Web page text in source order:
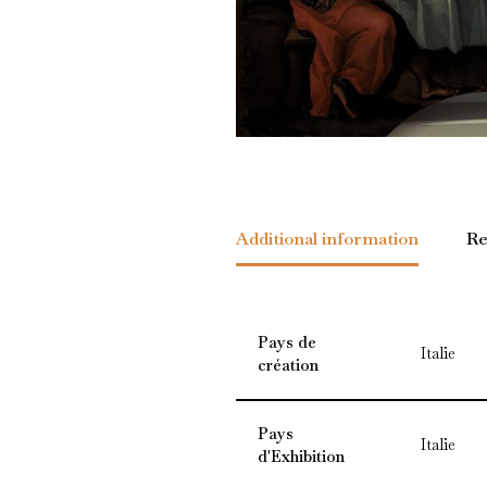
Additional information
Pays de
création
Italie
Pays
d'Exhibition
Italie